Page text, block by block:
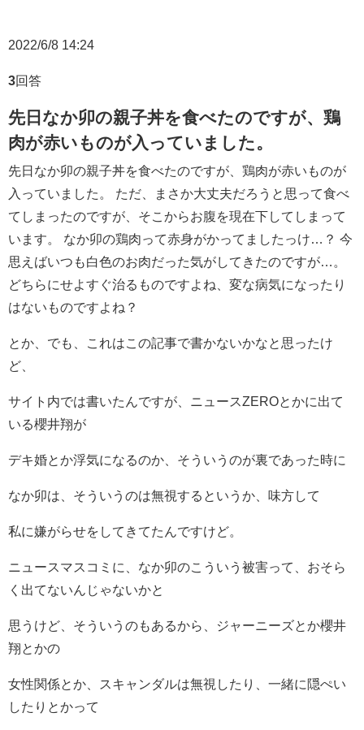
2022/6/8 14:24
3回答
先日なか卯の親子丼を食べたのですが、鶏
肉が赤いものが入っていました。
先日なか卯の親子丼を食べたのですが、鶏肉が赤いものが
入っていました。 ただ、まさか大丈夫だろうと思って食べ
てしまったのですが、そこからお腹を現在下してしまって
います。 なか卯の鶏肉って赤身がかってましたっけ…？ 今
思えばいつも白色のお肉だった気がしてきたのですが…。
どちらにせよすぐ治るものですよね、変な病気になったり
はないものですよね？
とか、でも、これはこの記事で書かないかなと思ったけ
ど、
サイト内では書いたんですが、ニュースZEROとかに出て
いる櫻井翔が
デキ婚とか浮気になるのか、そういうのが裏であった時に
なか卯は、そういうのは無視するというか、味方して
私に嫌がらせをしてきてたんですけど。
ニュースマスコミに、なか卯のこういう被害って、おそら
く出てないんじゃないかと
思うけど、そういうのもあるから、ジャーニーズとか櫻井
翔とかの
女性関係とか、スキャンダルは無視したり、一緒に隠ぺい
したりとかって